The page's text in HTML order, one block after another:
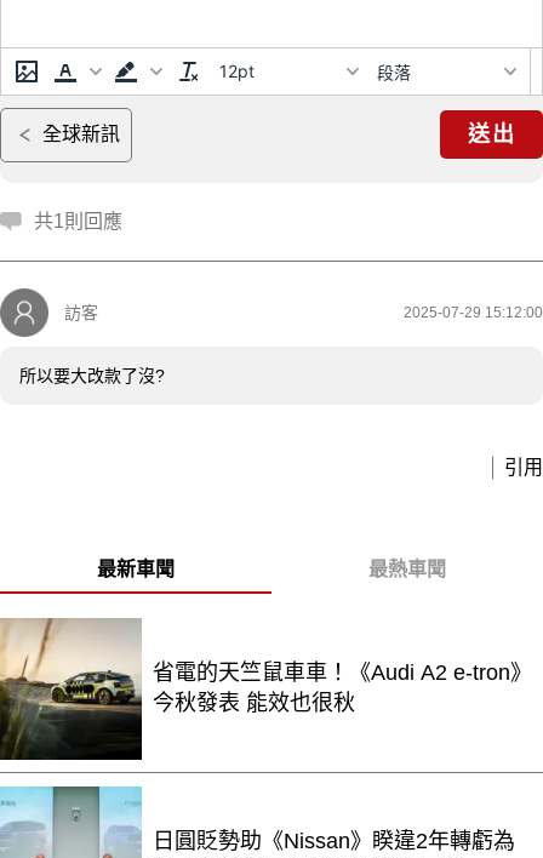
12pt 段落
全球新訊 送出
共1則回應
訪客 2025-07-29 15:12:00
所以要大改款了沒?
引用
最新車聞 最熱車聞
省電的天竺鼠車車！《Audi A2 e-tron》
今秋發表 能效也很秋
日圓貶勢助《Nissan》睽違2年轉虧為